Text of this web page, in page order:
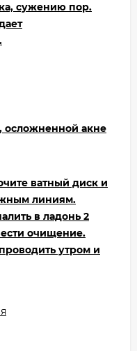
сужению пор.
осложненной акне
ватный диск и
линиям.
в ладонь 2
очищение.
утром и